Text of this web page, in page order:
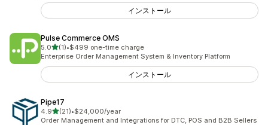
インストール
Pulse Commerce OMS
5.05つ星中
(1)
合計レビュー数：1件
•$499 one-time charge
Enterprise Order Management System & Inventory Platform
インストール
Pipe17
4.95つ星中
(21)
合計レビュー数：21件
•$24,000/year
Order Management and Integrations for DTC, POS and B2B Sellers